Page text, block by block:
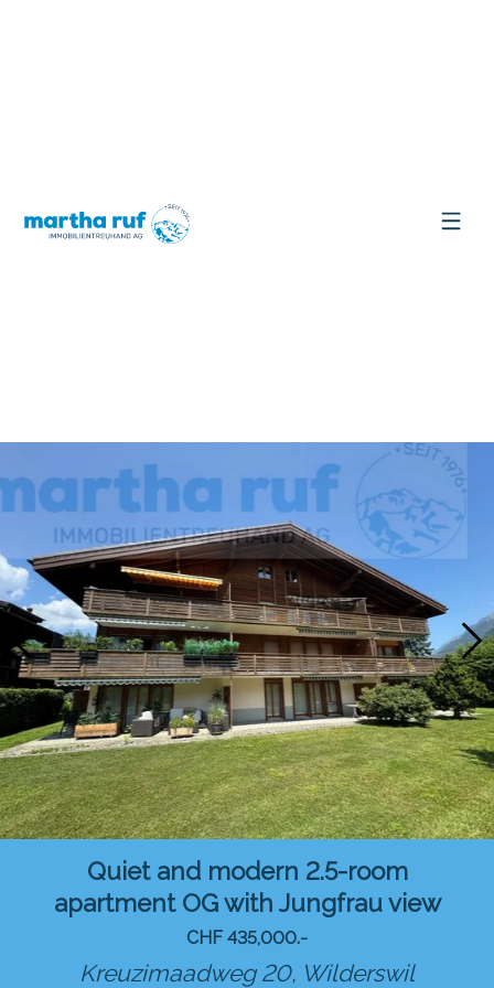
Quiet and modern 2.5-room
apartment OG with Jungfrau view
CHF 435,000.-
Kreuzimaadweg 20, Wilderswil